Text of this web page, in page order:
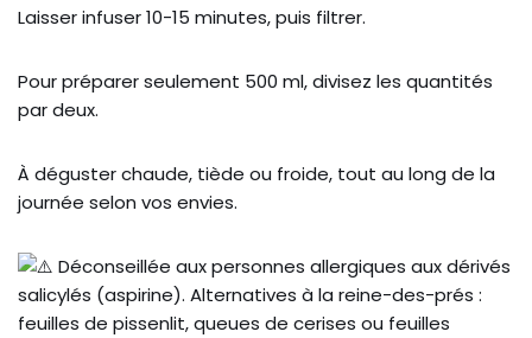
Laisser infuser 10-15 minutes, puis filtrer.
Pour préparer seulement 500 ml, divisez les quantités
par deux.
À déguster chaude, tiède ou froide, tout au long de la
journée selon vos envies.
Déconseillée aux personnes allergiques aux dérivés
salicylés (aspirine). Alternatives à la reine-des-prés :
feuilles de pissenlit, queues de cerises ou feuilles